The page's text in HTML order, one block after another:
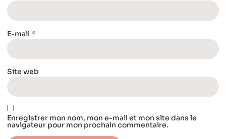
E-mail *
Site web
Enregistrer mon nom, mon e-mail et mon site dans le
navigateur pour mon prochain commentaire.